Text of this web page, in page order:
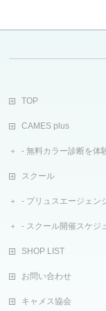
TOP
CAMES plus
無料カラー診断を体
スクール
プリュスエージェン
スクール開催スケジ
SHOP LIST
お問い合わせ
キャメス協会